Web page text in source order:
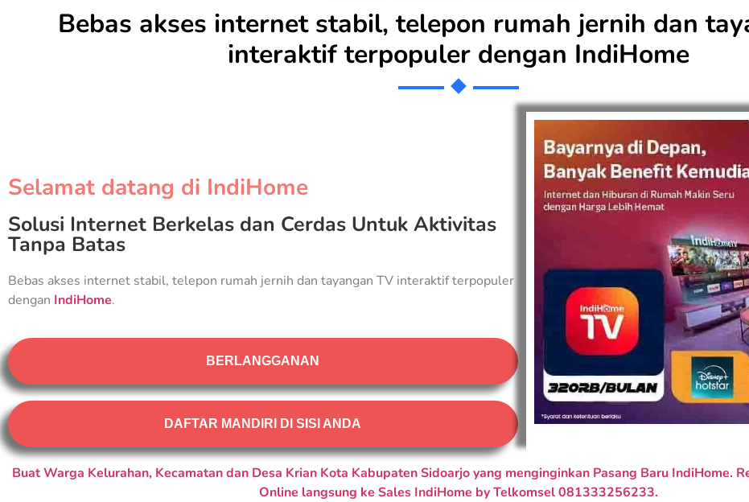
Bebas akses internet stabil, telepon rumah jernih dan
interaktif terpopuler dengan IndiHome
Selamat datang di IndiHome
Solusi Internet Berkelas dan Cerdas Untuk Aktivitas
Tanpa Batas
Bebas akses internet stabil, telepon rumah jernih dan tayangan TV interaktif terpopuler
dengan IndiHome.
BERLANGGANAN
DAFTAR MANDIRI DI SISI ANDA
Buat Warga Kelurahan, Kecamatan dan Desa Krian Kota Kabupaten Sidoarjo yang menginginkan Pasang Baru IndiHome.
Online langsung ke Sales IndiHome by Telkomsel 081333256233.